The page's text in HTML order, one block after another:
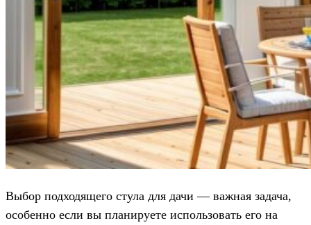
Выбор подходящего стула для дачи — важная задача,
особенно если вы планируете использовать его на